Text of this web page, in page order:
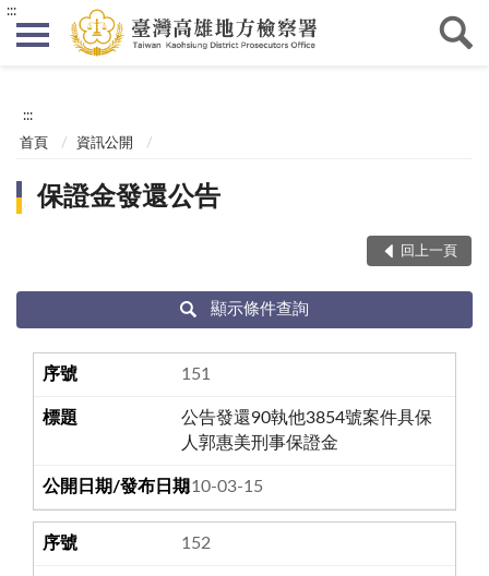
:::
:::
首頁 資訊公開
保證金發還公告
回上一頁
顯示條件查詢
151
公告發還90執他3854號案件具保
人郭惠美刑事保證金
110-03-15
152